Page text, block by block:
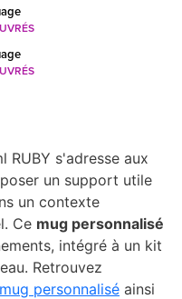
RUBY s'adresse aux
un support utile
un contexte
Ce mug personnalisé
intégré à un kit
Retrouvez
mug personnalisé ainsi